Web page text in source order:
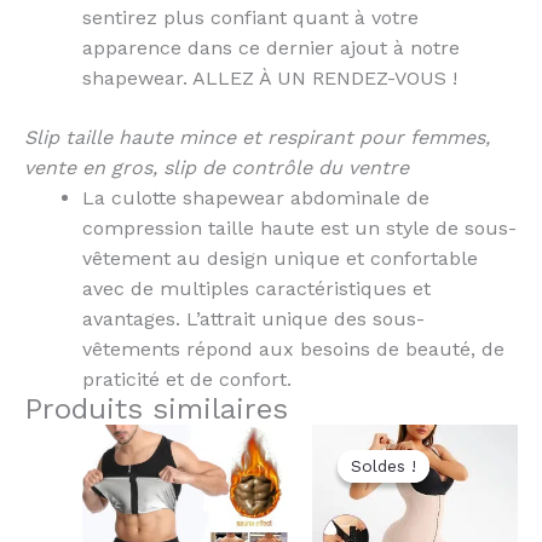
sentirez plus confiant quant à votre
apparence dans ce dernier ajout à notre
shapewear. ALLEZ À UN RENDEZ-VOUS !
Slip taille haute mince et respirant pour femmes,
vente en gros, slip de contrôle du ventre
La culotte shapewear abdominale de
compression taille haute est un style de sous-
vêtement au design unique et confortable
avec de multiples caractéristiques et
avantages. L’attrait unique des sous-
vêtements répond aux besoins de beauté, de
praticité et de confort.
Produits similaires
Ce
produit
a
plusieurs
Soldes !
Soldes !
Le
prix
initial
était :
$15.80.
Le
prix
actuel
est :
$13.00.
Ce
produit
a
plusieurs